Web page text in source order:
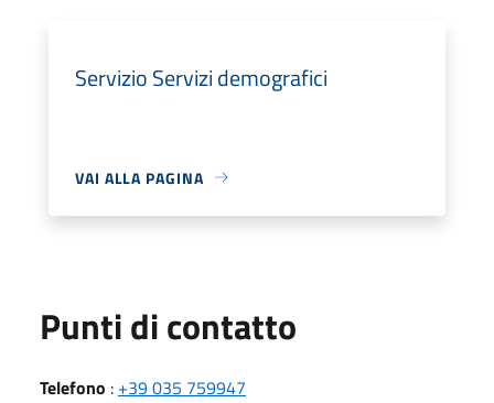
Servizio Servizi demografici
VAI ALLA PAGINA
Punti di contatto
Telefono : +39 035 759947